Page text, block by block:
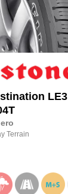
LE3
Terrain